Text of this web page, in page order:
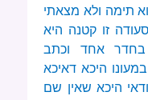
תימה ולא מצאתי
זו קטנה היא
בחדר אחד וכתב
היכא דאיכא
היכא שאין שם